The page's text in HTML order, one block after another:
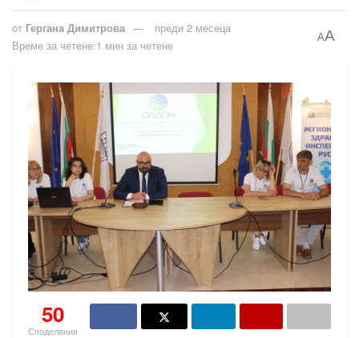
от Гергана Димитрова
преди 2 месеца
Време за четене:1 мин за четене
AA
50
Споделяния